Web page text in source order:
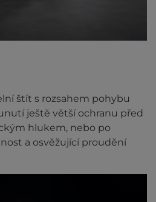
štít s rozsahem pohybu
ještě větší ochranu před
hlukem, nebo po
a osvěžující proudění